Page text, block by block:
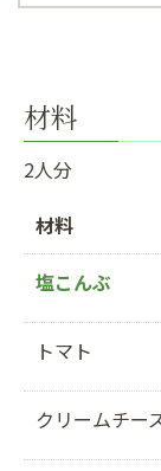
材料
2人分
材料
塩こんぶ
トマト
クリームチー